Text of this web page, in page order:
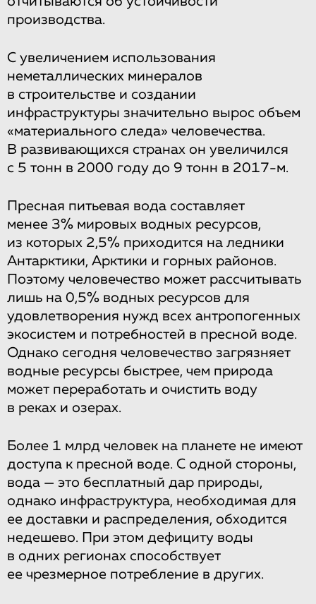
производства.
С увеличением использования
неметаллических минералов
в строительстве и создании
инфраструктуры значительно вырос объем
«материального следа» человечества.
В развивающихся странах он увеличился
с 5 тонн в 2000 году до 9 тонн в 2017-м.
Пресная питьевая вода составляет
менее 3% мировых водных ресурсов,
из которых 2,5% приходится на ледники
Антарктики, Арктики и горных районов.
Поэтому человечество может рассчитывать
лишь на 0,5% водных ресурсов для
удовлетворения нужд всех антропогенных
экосистем и потребностей в пресной воде.
Однако сегодня человечество загрязняет
водные ресурсы быстрее, чем природа
может переработать и очистить воду
в реках и озерах.
Более 1 млрд человек на планете не имеют
доступа к пресной воде. С одной стороны,
вода — это бесплатный дар природы,
однако инфраструктура, необходимая для
ее доставки и распределения, обходится
недешево. При этом дефициту воды
в одних регионах способствует
ее чрезмерное потребление в других.